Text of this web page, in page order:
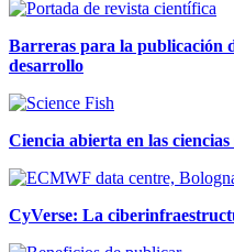
Barreras para la publicación
desarrollo
Ciencia abierta en las ciencias
CyVerse: La